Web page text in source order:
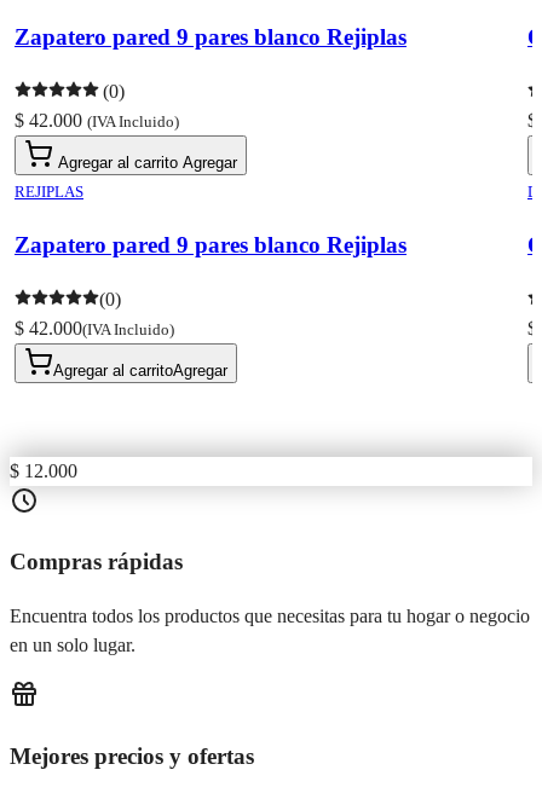
Zapatero pared 9 pares blanco Rejiplas
(0)
$ 42.000 (IVA Incluido)
Agregar al carrito Agregar
REJIPLAS
Zapatero pared 9 pares blanco Rejiplas
(0)
$ 42.000(IVA Incluido)
Agregar al carritoAgregar
$
$
$ 12.000
Compras rápidas
Encuentra todos los productos que necesitas para tu hogar o negocio
en un solo lugar.
Mejores precios y ofertas